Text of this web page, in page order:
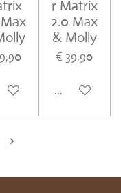
r Matrix
2.0 Max
& Molly
€ 39,90
In